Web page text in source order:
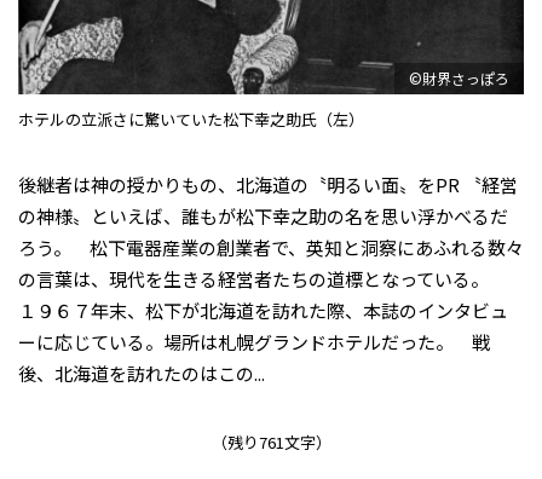
©財界さっぽろ
ホテルの立派さに驚いていた松下幸之助氏（左）
後継者は神の授かりもの、北海道の〝明るい面〟をPR 〝経営
の神様〟といえば、誰もが松下幸之助の名を思い浮かべるだ
ろう。 松下電器産業の創業者で、英知と洞察にあふれる数々
の言葉は、現代を生きる経営者たちの道標となっている。
１９６７年末、松下が北海道を訪れた際、本誌のインタビュ
ーに応じている。場所は札幌グランドホテルだった。 戦
後、北海道を訪れたのはこの...
（残り761文字）